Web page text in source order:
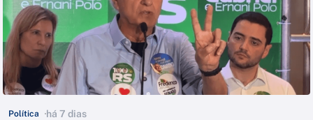
Política há 7 dias